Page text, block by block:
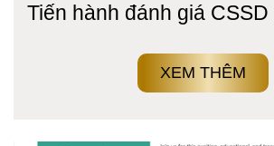
Tiến hành đánh giá
XEM THÊM